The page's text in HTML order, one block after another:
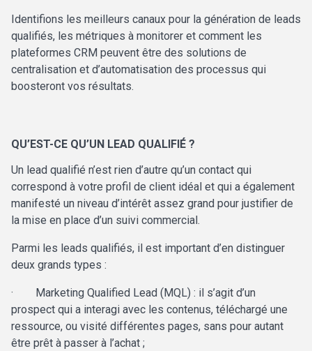
Identifions les meilleurs canaux pour la génération de leads
qualifiés, les métriques à monitorer et comment les
plateformes CRM peuvent être des solutions de
centralisation et d’automatisation des processus qui
boosteront vos résultats.
QU’EST-CE QU’UN LEAD QUALIFIÉ ?
Un lead qualifié n’est rien d’autre qu’un contact qui
correspond à votre profil de client idéal et qui a également
manifesté un niveau d’intérêt assez grand pour justifier de
la mise en place d’un suivi commercial.
Parmi les leads qualifiés, il est important d’en distinguer
deux grands types :
· Marketing Qualified Lead (MQL) : il s’agit d’un
prospect qui a interagi avec les contenus, téléchargé une
ressource, ou visité différentes pages, sans pour autant
être prêt à passer à l’achat ;